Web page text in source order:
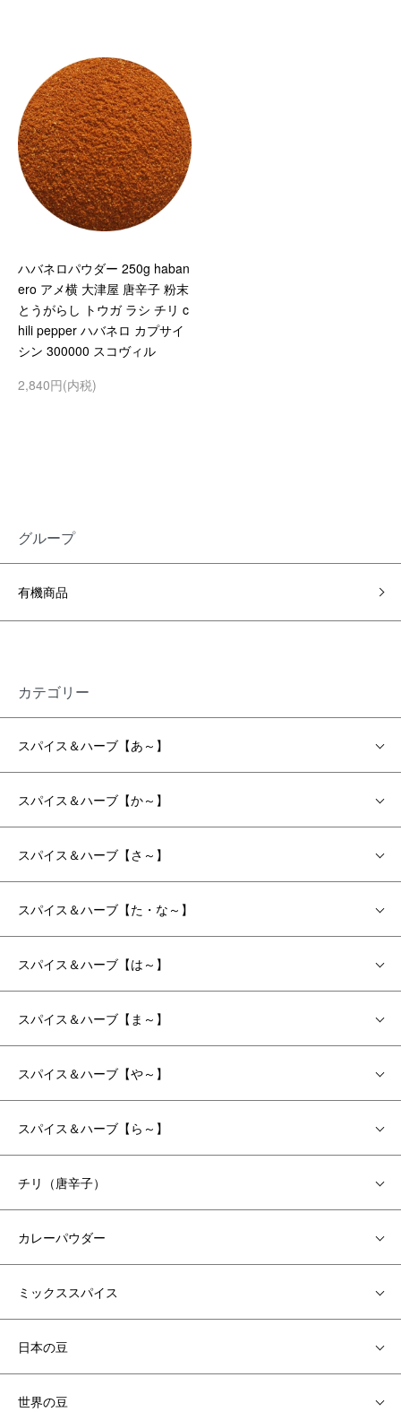
ハバネロパウダー 250g haban
ero アメ横 大津屋 唐辛子 粉末
とうがらし トウガ ラシ チリ c
hili pepper ハバネロ カプサイ
シン 300000 スコヴィル
2,840円(内税)
グループ
有機商品
カテゴリー
スパイス＆ハーブ【あ～】
スパイス＆ハーブ【か～】
スパイス＆ハーブ【さ～】
スパイス＆ハーブ【た・な～】
スパイス＆ハーブ【は～】
スパイス＆ハーブ【ま～】
スパイス＆ハーブ【や～】
スパイス＆ハーブ【ら～】
チリ（唐辛子）
カレーパウダー
ミックススパイス
日本の豆
世界の豆